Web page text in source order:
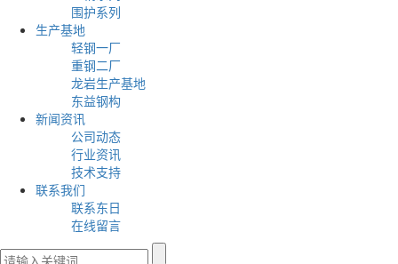
围护系列
生产基地
轻钢一厂
重钢二厂
龙岩生产基地
东益钢构
新闻资讯
公司动态
行业资讯
技术支持
联系我们
联系东日
在线留言